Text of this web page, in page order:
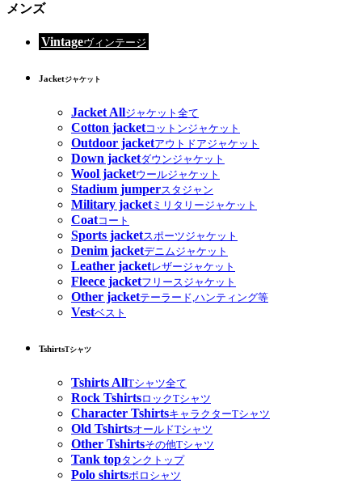
メンズ
Vintageヴィンテージ
Jacketジャケット
Jacket Allジャケット全て
Cotton jacketコットンジャケット
Outdoor jacketアウトドアジャケット
Down jacketダウンジャケット
Wool jacketウールジャケット
Stadium jumperスタジャン
Military jacketミリタリージャケット
Coatコート
Sports jacketスポーツジャケット
Denim jacketデニムジャケット
Leather jacketレザージャケット
Fleece jacketフリースジャケット
Other jacketテーラード,ハンティング等
Vestベスト
TshirtsTシャツ
Tshirts AllTシャツ全て
Rock TshirtsロックTシャツ
Character TshirtsキャラクターTシャツ
Old TshirtsオールドTシャツ
Other Tshirtsその他Tシャツ
Tank topタンクトップ
Polo shirtsポロシャツ